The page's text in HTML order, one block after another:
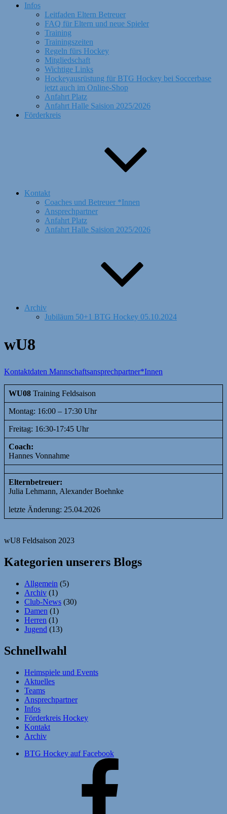
Infos
Leitfaden Eltern Betreuer
FAQ für Eltern und neue Spieler
Training
Trainingszeiten
Regeln fürs Hockey
Mitgliedschaft
Wichtige Links
Hockeyausrüstung für BTG Hockey bei Soccerbase
jetzt auch im Online-Shop
Anfahrt Platz
Anfahrt Halle Saision 2025/2026
Förderkreis
Kontakt
Coaches und Betreuer *Innen
Ansprechpartner
Anfahrt Platz
Anfahrt Halle Saision 2025/2026
Archiv
Jubiläum 50+1 BTG Hockey 05.10.2024
wU8
Kontaktdaten Mannschaftsansprechpartner*Innen
WU08 Training Feldsaison
Montag: 16:00 – 17:30 Uhr
Freitag: 16:30-17:45 Uhr
Coach:
Hannes Vonnahme
Elternbetreuer:
Julia Lehmann, Alexander Boehnke
letzte Änderung: 25.04.2026
wU8 Feldsaison 2023
Kategorien unserers Blogs
Allgemein (5)
Archiv (1)
Club-News (30)
Damen (1)
Herren (1)
Jugend (13)
Schnellwahl
Heimspiele und Events
Aktuelles
Teams
Ansprechpartner
Infos
Förderkreis Hockey
Kontakt
Archiv
BTG Hockey auf Facebook